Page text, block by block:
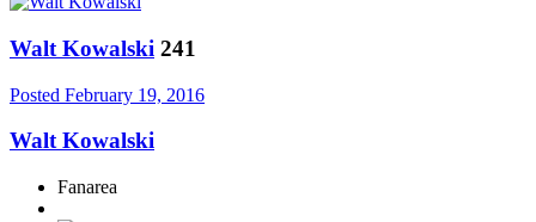
Walt Kowalski 241
Posted February 19, 2016
Walt Kowalski
Fanarea